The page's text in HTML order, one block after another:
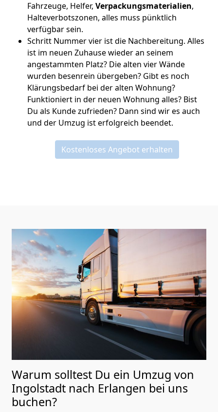
Fahrzeuge, Helfer, Verpackungsmaterialien,
Halteverbotszonen, alles muss pünktlich
verfügbar sein.
Schritt Nummer vier ist die Nachbereitung. Alles
ist im neuen Zuhause wieder an seinem
angestammten Platz? Die alten vier Wände
wurden besenrein übergeben? Gibt es noch
Klärungsbedarf bei der alten Wohnung?
Funktioniert in der neuen Wohnung alles? Bist
Du als Kunde zufrieden? Dann sind wir es auch
und der Umzug ist erfolgreich beendet.
Kostenloses Angebot erhalten
Warum solltest Du ein Umzug von
Ingolstadt nach Erlangen bei uns
buchen?